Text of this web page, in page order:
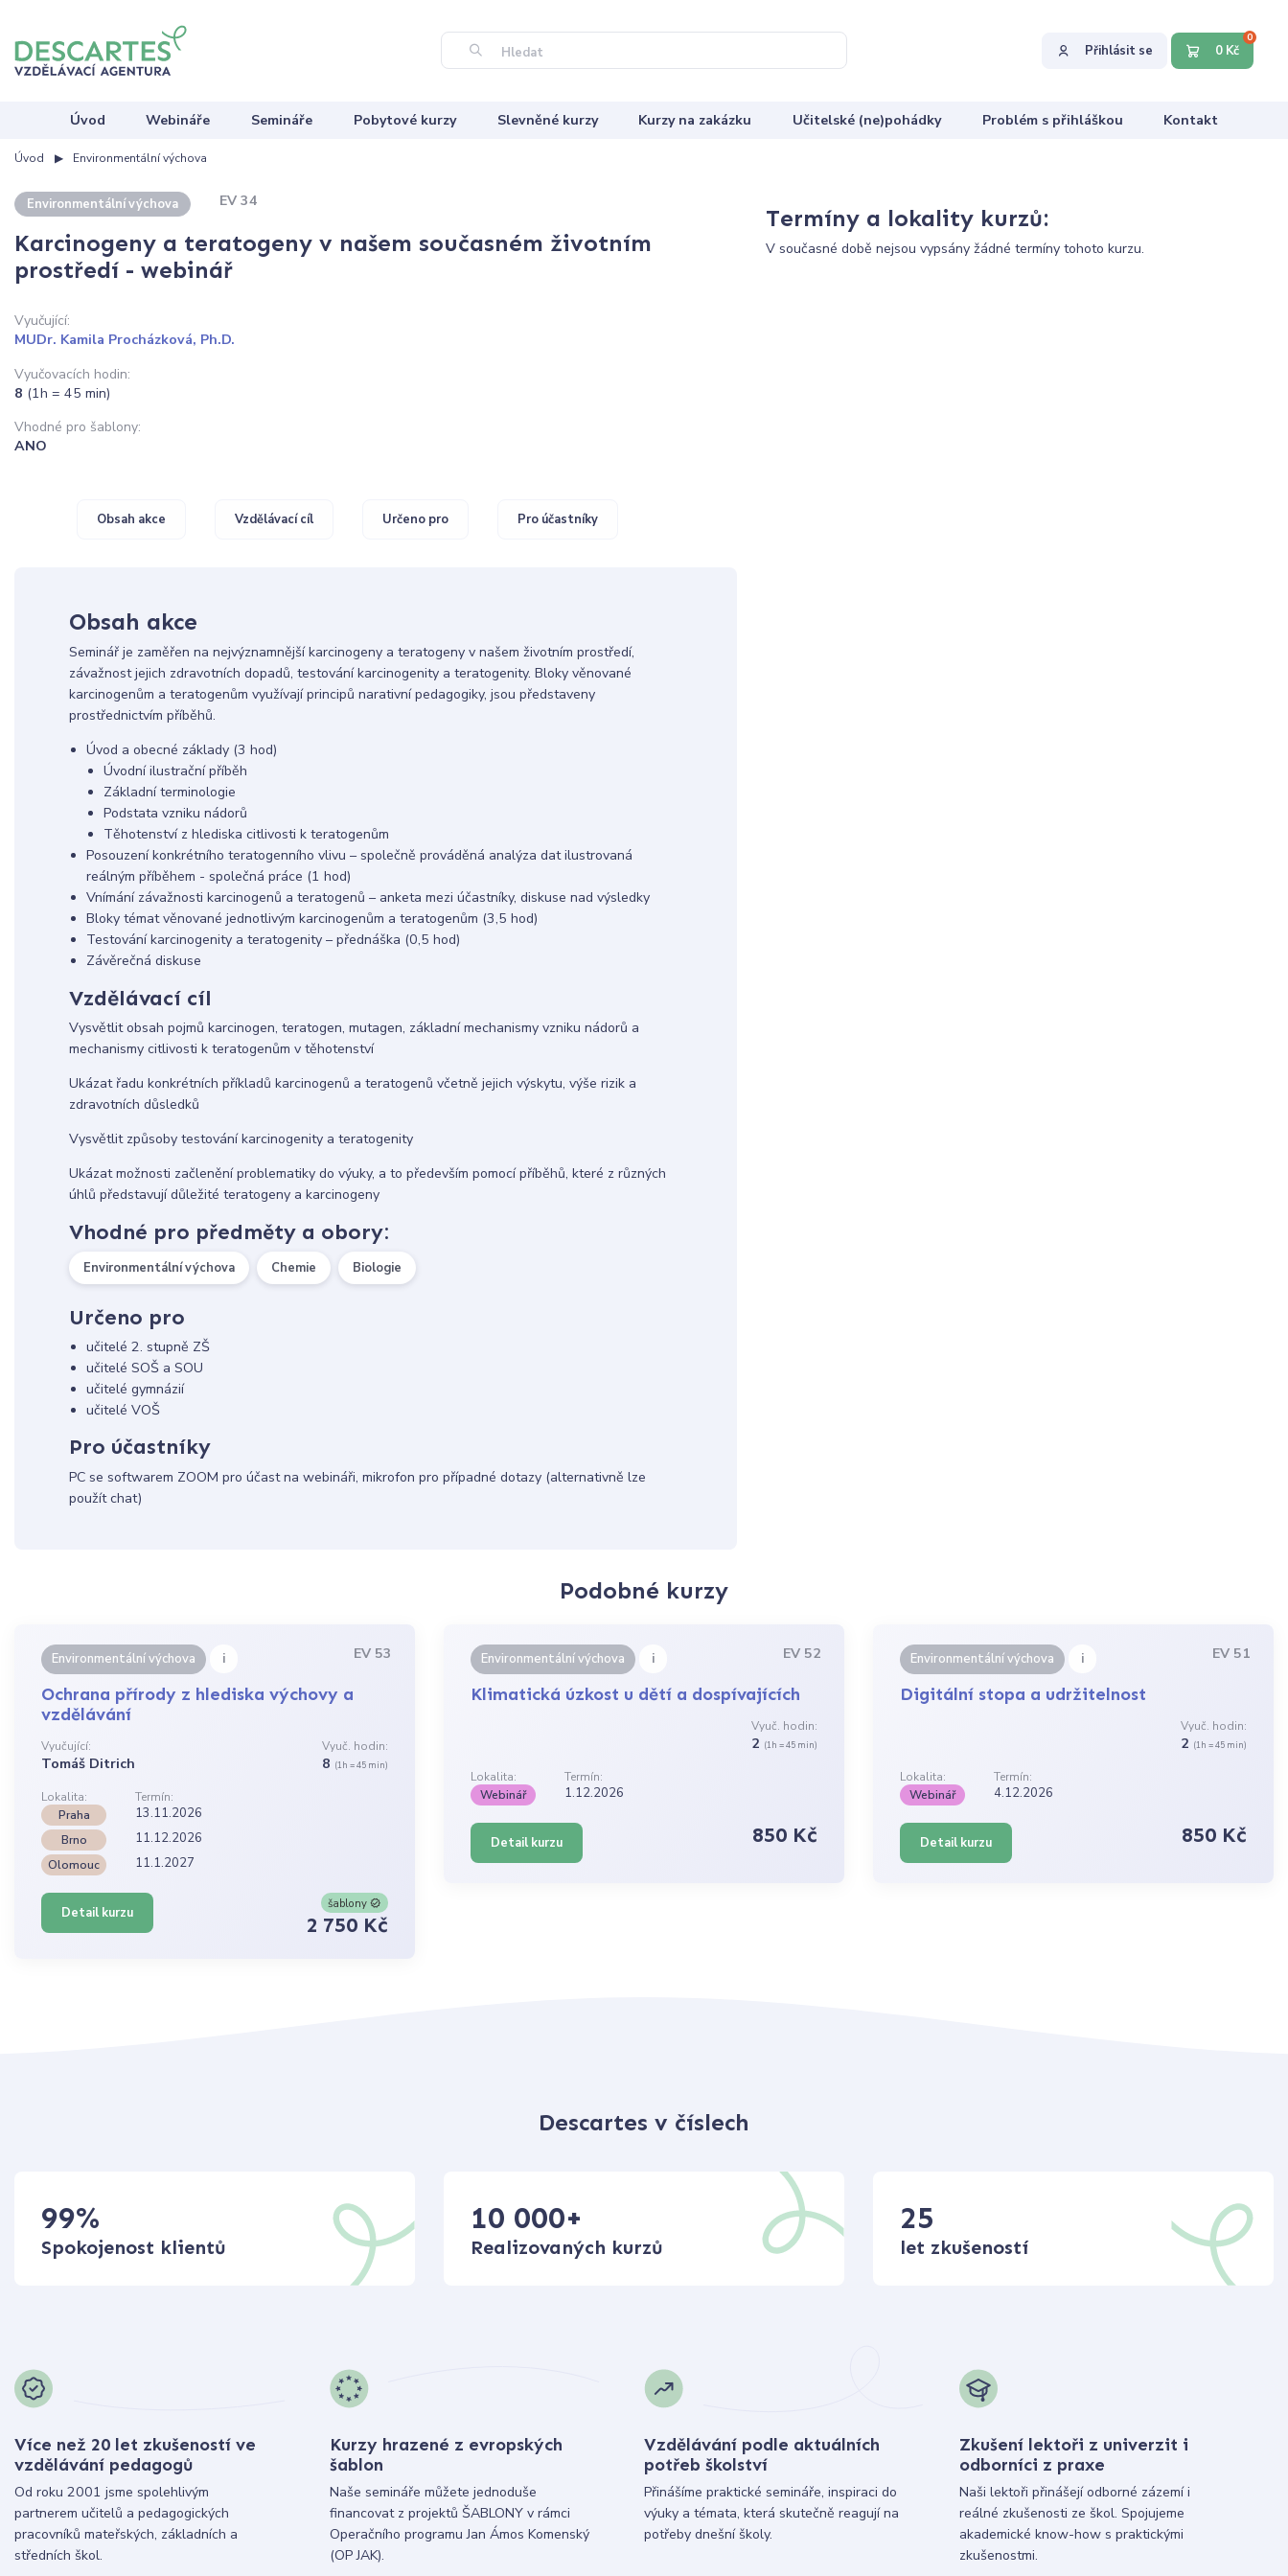
Hledat Přihlásit se 0 Kč
0
Úvod Webináře Semináře Pobytové kurzy Slevněné kurzy Kurzy na zakázku Učitelské (ne)pohádky Problém s přihláškou Kontakt
Úvod Environmentální výchova
Environmentální výchova EV 34
Karcinogeny a teratogeny v našem současném životním
prostředí - webinář
Vyučující:
MUDr. Kamila Procházková, Ph.D.
Vyučovacích hodin:
8 (1h = 45 min)
Vhodné pro šablony:
ANO
Obsah akce Vzdělávací cíl Určeno pro Pro účastníky
Obsah akce
Seminář je zaměřen na nejvýznamnější karcinogeny a teratogeny v našem životním prostředí,
závažnost jejich zdravotních dopadů, testování karcinogenity a teratogenity. Bloky věnované
karcinogenům a teratogenům využívají principů narativní pedagogiky, jsou představeny
prostřednictvím příběhů.
Úvod a obecné základy (3 hod)
Úvodní ilustrační příběh
Základní terminologie
Podstata vzniku nádorů
Těhotenství z hlediska citlivosti k teratogenům
Posouzení konkrétního teratogenního vlivu – společně prováděná analýza dat ilustrovaná
reálným příběhem - společná práce (1 hod)
Vnímání závažnosti karcinogenů a teratogenů – anketa mezi účastníky, diskuse nad výsledky
Bloky témat věnované jednotlivým karcinogenům a teratogenům (3,5 hod)
Testování karcinogenity a teratogenity – přednáška (0,5 hod)
Závěrečná diskuse
Vzdělávací cíl
Vysvětlit obsah pojmů karcinogen, teratogen, mutagen, základní mechanismy vzniku nádorů a
mechanismy citlivosti k teratogenům v těhotenství
Ukázat řadu konkrétních příkladů karcinogenů a teratogenů včetně jejich výskytu, výše rizik a
zdravotních důsledků
Vysvětlit způsoby testování karcinogenity a teratogenity
Ukázat možnosti začlenění problematiky do výuky, a to především pomocí příběhů, které z různých
úhlů představují důležité teratogeny a karcinogeny
Vhodné pro předměty a obory:
Environmentální výchova Chemie Biologie
Určeno pro
učitelé 2. stupně ZŠ
učitelé SOŠ a SOU
učitelé gymnázií
učitelé VOŠ
Pro účastníky
PC se softwarem ZOOM pro účast na webináři, mikrofon pro případné dotazy (alternativně lze
použít chat)
Termíny a lokality kurzů:
V současné době nejsou vypsány žádné termíny tohoto kurzu.
Podobné kurzy
Environmentální výchova i EV 53
Ochrana přírody z hlediska výchovy a
vzdělávání
Vyučující:
Tomáš Ditrich
Vyuč. hodin:
8 (1h = 45 min)
Lokalita:
Termín:
Praha
13.11.2026
Brno 11.12.2026
Olomouc 11.1.2027
Detail kurzu
šablony
2 750 Kč
Environmentální výchova i EV 52
Klimatická úzkost u dětí a dospívajících
Vyuč. hodin:
2 (1h = 45 min)
Lokalita:
Termín:
Webinář
1.12.2026
Detail kurzu 850 Kč
Environmentální výchova i EV 51
Digitální stopa a udržitelnost
Vyuč. hodin:
2 (1h = 45 min)
Lokalita:
Termín:
Webinář
4.12.2026
Detail kurzu 850 Kč
Descartes v číslech
99%
Spokojenost klientů
10 000+
Realizovaných kurzů
25
let zkušeností
Více než 20 let zkušeností ve
vzdělávání pedagogů
Od roku 2001 jsme spolehlivým
partnerem učitelů a pedagogických
pracovníků mateřských, základních a
středních škol.
Kurzy hrazené z evropských
šablon
Naše semináře můžete jednoduše
financovat z projektů ŠABLONY v rámci
Operačního programu Jan Ámos Komenský
(OP JAK).
Vzdělávání podle aktuálních
potřeb školství
Přinášíme praktické semináře, inspiraci do
výuky a témata, která skutečně reagují na
potřeby dnešní školy.
Zkušení lektoři z univerzit i
odborníci z praxe
Naši lektoři přinášejí odborné zázemí i
reálné zkušenosti ze škol. Spojujeme
akademické know-how s praktickými
zkušenostmi.